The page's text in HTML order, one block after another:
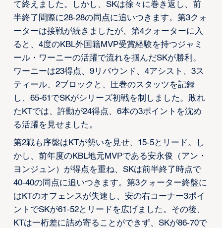
て終えました。しかし、SKは徐々に巻き返し、前
半終了間際に28-28の同点に追いつきます。第3クォ
ーターは接戦が続きましたが、第4クォーターに入
ると、4度のKBL外国籍MVP受賞経験を持つジャミ
ール・ワーニーの活躍で流れを掴んだSKが勝利。
ワーニーは23得点、9リバウンド、4アシスト、3ス
ティール、2ブロックと、圧巻のスタッツを記録
し、65-61でSKがシリーズ初戦を制しました。敗れ
たKTでは、許勳が24得点、6本の3ポイントを沈め
る活躍を見せました。
第2戦も序盤はKTが勢いを見せ、15-5とリード。し
かし、前年度のKBL地元MVPである安永俊（アン・
ヨンジュン）が得点を重ね、SKは前半終了時点で
40-40の同点に追いつきます。第3クォーター終盤に
はKTのオフェンスが失速し、安の右コーナー3ポイ
ントでSKが61-52とリードを広げました。その後、
KTは一桁差に詰め寄ることができず、SKが86-70で